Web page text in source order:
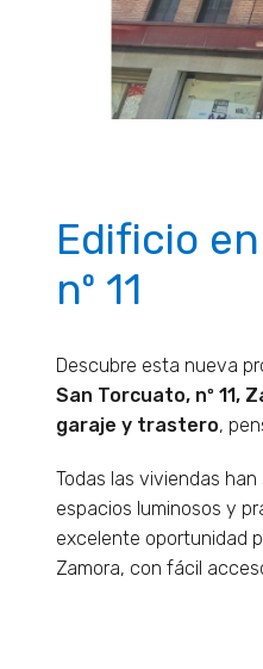
Edificio
nº 11
Descubre esta nueva
San Torcuato, nº 11,
garaje y trastero,
Todas las viviendas
espacios luminosos y
excelente oportunidad
Zamora, con fácil